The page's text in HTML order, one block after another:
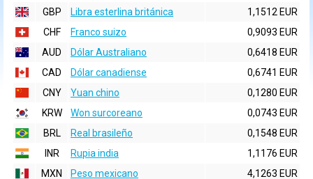
GBP
Libra esterlina británica
1,1512 EUR
CHF
Franco suizo
0,9093 EUR
AUD
Dólar Australiano
0,6418 EUR
CAD
Dólar canadiense
0,6741 EUR
CNY
Yuan chino
0,1280 EUR
KRW
Won surcoreano
0,0743 EUR
BRL
Real brasileño
0,1548 EUR
INR
Rupia india
1,1176 EUR
MXN
Peso mexicano
4,1263 EUR